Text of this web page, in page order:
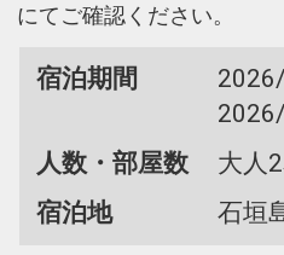
にてご確認ください。
宿泊期間
人数・部屋数
大人
宿泊地
石垣